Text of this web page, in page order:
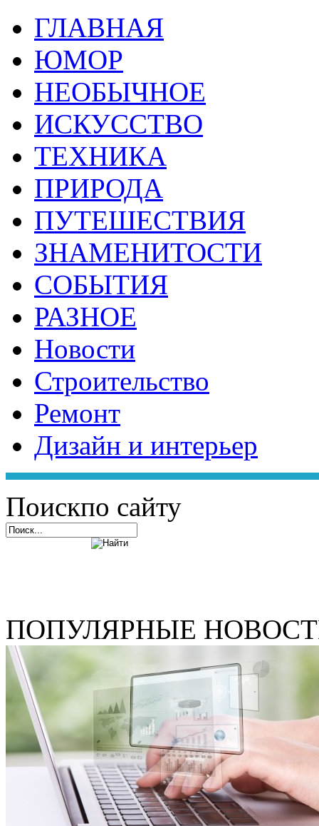
ГЛАВНАЯ
ЮМОР
НЕОБЫЧНОЕ
ИСКУССТВО
ТЕХНИКА
ПРИРОДА
ПУТЕШЕСТВИЯ
ЗНАМЕНИТОСТИ
СОБЫТИЯ
РАЗНОЕ
Новости
Строительство
Ремонт
Дизайн и интерьер
Поискпо сайту
ПОПУЛЯРНЫЕ